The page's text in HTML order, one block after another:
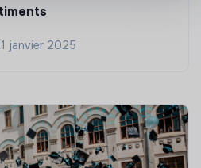
janvier 2025